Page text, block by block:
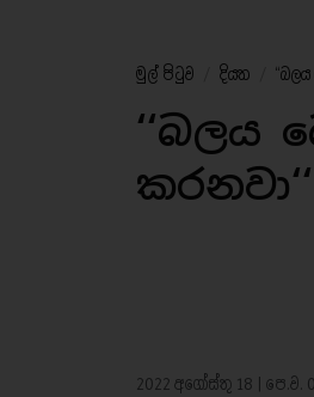
මුල් පිටුව දියත
කරනවා‘‘
2022 අගෝස්තු 18 | පෙ.ව.